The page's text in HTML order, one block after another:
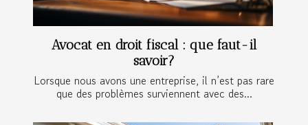
Avocat en droit fiscal : que faut-il
savoir?
Lorsque nous avons une entreprise, il n’est pas rare
que des problèmes surviennent avec des...